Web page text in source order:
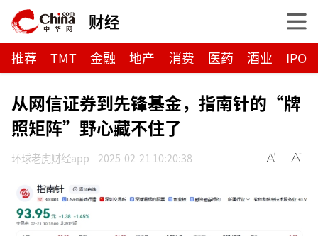
财经
推荐 TMT 金融 地产 消费 医药 酒业 IPO
从网信证券到先锋基金，指南针的“牌
照矩阵”野心藏不住了
环球老虎财经app 2025-02-21 10:20:38